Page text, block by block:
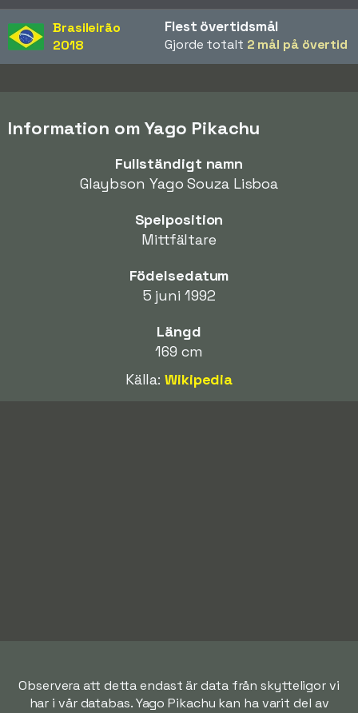
Brasileirão
2018
Flest övertidsmål
Gjorde totalt 2 mål på övertid
Information om Yago Pikachu
Fullständigt namn
Glaybson Yago Souza Lisboa
Spelposition
Mittfältare
Födelsedatum
5 juni 1992
Längd
169 cm
Källa:Wikipedia
Observera att detta endast är data från skytteligor vi
har i vår databas. Yago Pikachu kan ha varit del av